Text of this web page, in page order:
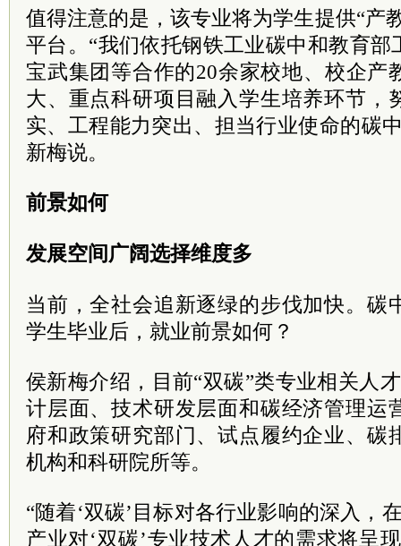
值得注意的是，该专业将为学生提供“产
平台。“我们依托钢铁工业碳中和教育
宝武集团等合作的20余家校地、校企产
大、重点科研项目融入学生培养环节，
实、工程能力突出、担当行业使命的碳
新梅说。
前景如何
发展空间广阔选择维度多
当前，全社会追新逐绿的步伐加快。碳
学生毕业后，就业前景如何？
侯新梅介绍，目前“双碳”类专业相关人
计层面、技术研发层面和碳经济管理运
府和政策研究部门、试点履约企业、碳
机构和科研院所等。
“随着‘双碳’目标对各行业影响的深入，
产业对‘双碳’专业技术人才的需求将呈